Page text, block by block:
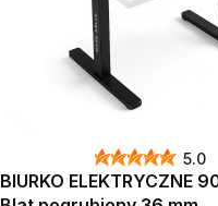
5.0
BIURKO ELEKTRYCZNE